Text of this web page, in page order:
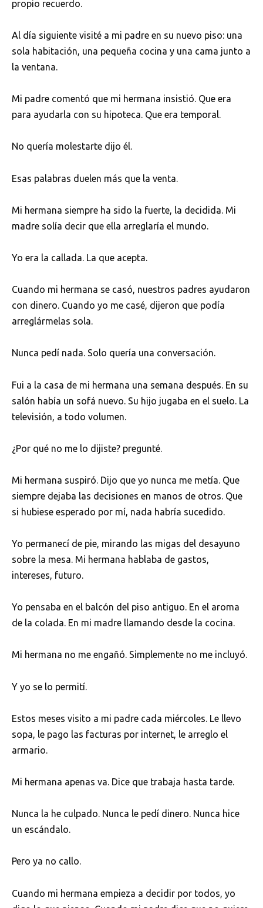
propio recuerdo.
Al día siguiente visité a mi padre en su nuevo piso: una
sola habitación, una pequeña cocina y una cama junto a
la ventana.
Mi padre comentó que mi hermana insistió. Que era
para ayudarla con su hipoteca. Que era temporal.
No quería molestarte dijo él.
Esas palabras duelen más que la venta.
Mi hermana siempre ha sido la fuerte, la decidida. Mi
madre solía decir que ella arreglaría el mundo.
Yo era la callada. La que acepta.
Cuando mi hermana se casó, nuestros padres ayudaron
con dinero. Cuando yo me casé, dijeron que podía
arreglármelas sola.
Nunca pedí nada. Solo quería una conversación.
Fui a la casa de mi hermana una semana después. En su
salón había un sofá nuevo. Su hijo jugaba en el suelo. La
televisión, a todo volumen.
¿Por qué no me lo dijiste? pregunté.
Mi hermana suspiró. Dijo que yo nunca me metía. Que
siempre dejaba las decisiones en manos de otros. Que
si hubiese esperado por mí, nada habría sucedido.
Yo permanecí de pie, mirando las migas del desayuno
sobre la mesa. Mi hermana hablaba de gastos,
intereses, futuro.
Yo pensaba en el balcón del piso antiguo. En el aroma
de la colada. En mi madre llamando desde la cocina.
Mi hermana no me engañó. Simplemente no me incluyó.
Y yo se lo permití.
Estos meses visito a mi padre cada miércoles. Le llevo
sopa, le pago las facturas por internet, le arreglo el
armario.
Mi hermana apenas va. Dice que trabaja hasta tarde.
Nunca la he culpado. Nunca le pedí dinero. Nunca hice
un escándalo.
Pero ya no callo.
Cuando mi hermana empieza a decidir por todos, yo